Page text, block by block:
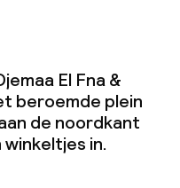
kinderen
El Fna &
beroemde plein
de noordkant
in.